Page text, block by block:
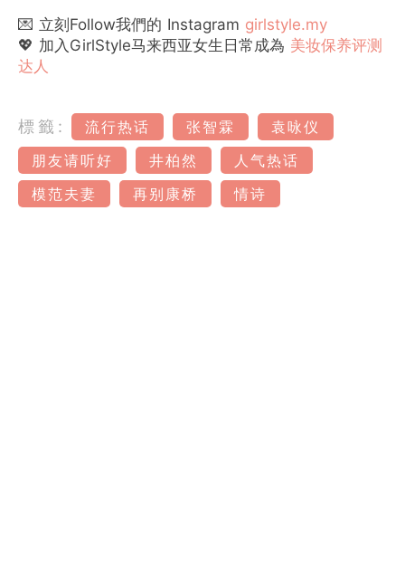
💌 立刻Follow我們的 Instagram girlstyle.my
💖 加入GirlStyle马来西亚女生日常成為 美妆保养评测
达人
標籤: 流行热话 张智霖
袁咏仪
朋友请听好
井柏然
人气热话
模范夫妻
再别康桥 情诗